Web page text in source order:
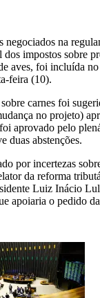
negociados na
impostos sobre
aves, foi incluída no
feira (10).
carnes foi
no projeto)
aprovado pelo
duas abstenções.
por incertezas
da reforma
Luiz Inácio
apoiaria o pedido